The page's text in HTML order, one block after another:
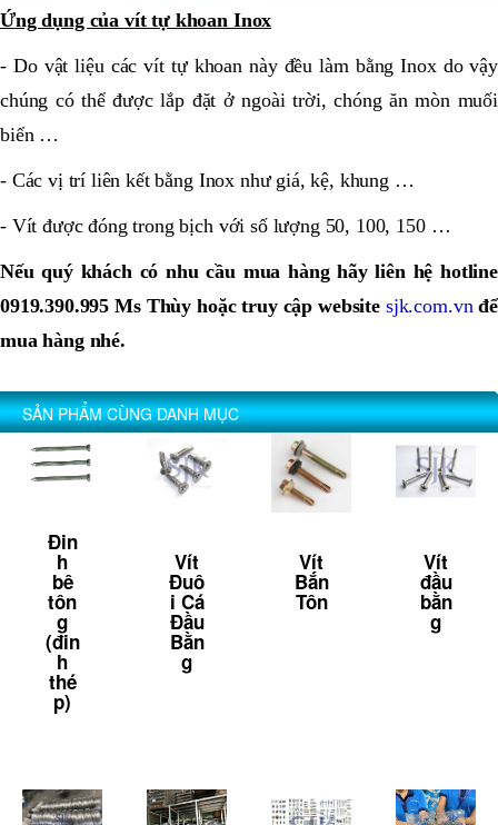
Ứng dụng của vít tự khoan Inox
- Do vật liệu các vít tự khoan này đều làm bằng Inox do vậy
chúng có thể được lắp đặt ở ngoài trời, chóng ăn mòn muối
biển …
- Các vị trí liên kết bằng Inox như giá, kệ, khung …
- Vít được đóng trong bịch với số lượng 50, 100, 150 …
Nếu quý khách có nhu cầu mua hàng hãy liên hệ hotline
0919.390.995 Ms Thùy hoặc truy cập website sjk.com.vnđể
mua hàng nhé.
SẢN PHẨM CÙNG DANH MỤC
Đin
h
bê
tôn
g
(đin
h
thé
p)
Vít
Đuô
i Cá
Đầu
Bằn
g
Vít
Bắn
Tôn
Vít
đầu
bằn
g